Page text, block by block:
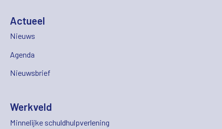
Actueel
Nieuws
Agenda
Nieuwsbrief
Werkveld
Minnelijke schuldhulpverlening